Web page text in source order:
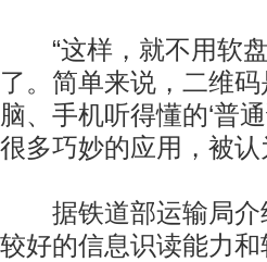
“这样，就不用软盘
了。简单来说，二维
脑、手机听得懂的‘普
很多巧妙的应用，被
据铁道部运输局介
较好的信息识读能力